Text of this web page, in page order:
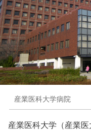
産業医科大学病院
産業医科大学（産業医